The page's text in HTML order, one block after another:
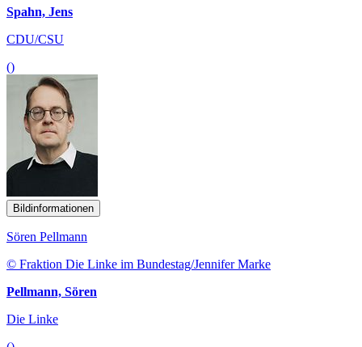
Spahn, Jens
CDU/CSU
()
Bildinformationen
Sören Pellmann
© Fraktion Die Linke im Bundestag/Jennifer Marke
Pellmann, Sören
Die Linke